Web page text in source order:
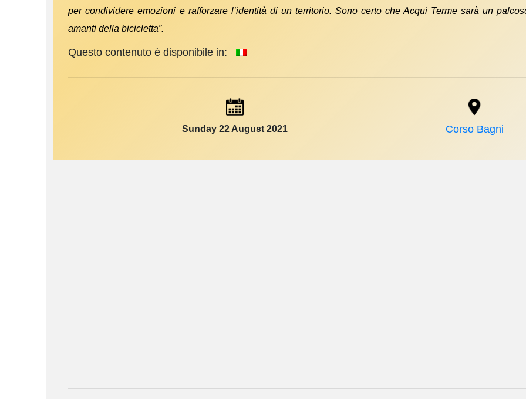
per condividere emozioni e rafforzare l’identità di un territorio. Sono certo che Acqui Terme sarà un
amanti della bicicletta”.
Questo contenuto è disponibile in:
Sunday 22 August 2021 Corso Bagni